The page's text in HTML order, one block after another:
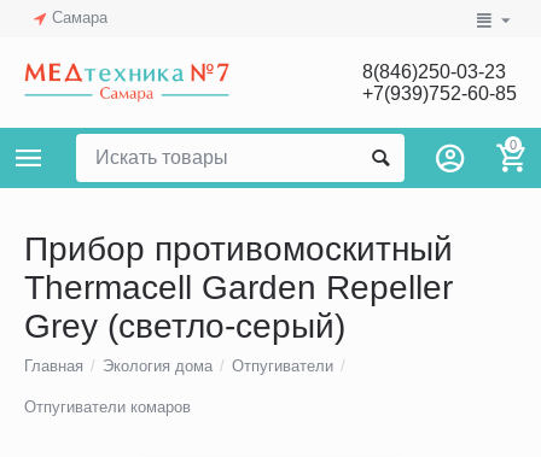
Самара
8(846)250-03-23
+7(939)752-60-85
0
Прибор противомоскитный
Thermacell Garden Repeller
Grey (светло-серый)
Главная / Экология дома / Отпугиватели /
Отпугиватели комаров